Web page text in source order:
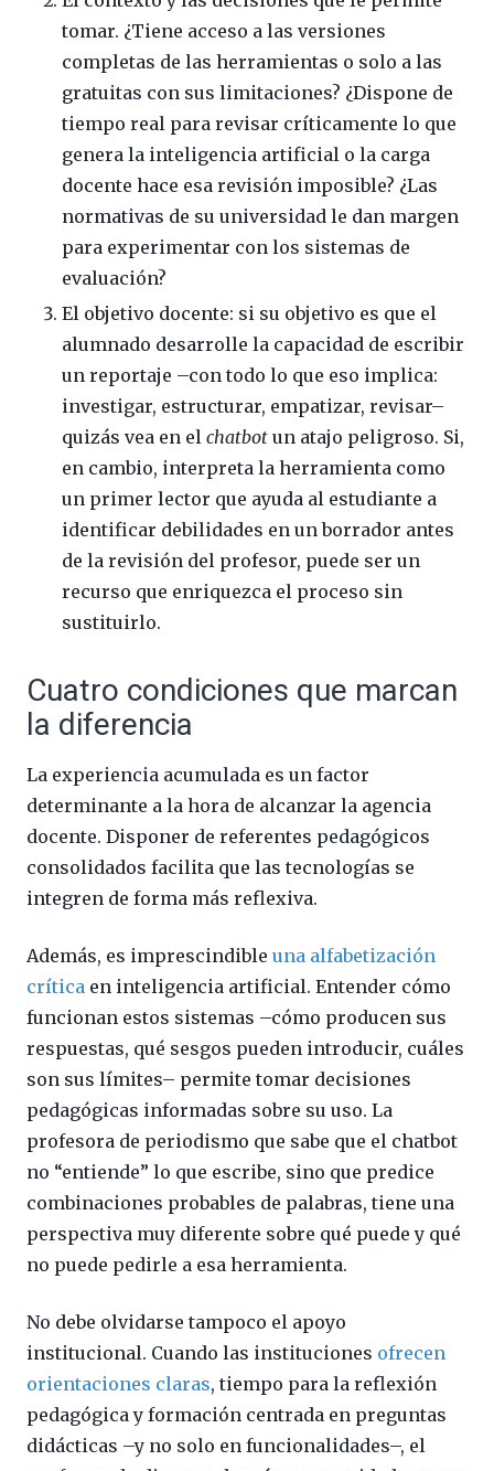
tomar. ¿Tiene acceso a las versiones
completas de las herramientas o solo a las
gratuitas con sus limitaciones? ¿Dispone de
tiempo real para revisar críticamente lo que
genera la inteligencia artificial o la carga
docente hace esa revisión imposible? ¿Las
normativas de su universidad le dan margen
para experimentar con los sistemas de
evaluación?
El objetivo docente: si su objetivo es que el
alumnado desarrolle la capacidad de escribir
un reportaje –con todo lo que eso implica:
investigar, estructurar, empatizar, revisar–
quizás vea en el chatbot un atajo peligroso. Si,
en cambio, interpreta la herramienta como
un primer lector que ayuda al estudiante a
identificar debilidades en un borrador antes
de la revisión del profesor, puede ser un
recurso que enriquezca el proceso sin
sustituirlo.
Cuatro condiciones que marcan
la diferencia
La experiencia acumulada es un factor
determinante a la hora de alcanzar la agencia
docente. Disponer de referentes pedagógicos
consolidados facilita que las tecnologías se
integren de forma más reflexiva.
Además, es imprescindible una alfabetización
crítica en inteligencia artificial. Entender cómo
funcionan estos sistemas –cómo producen sus
respuestas, qué sesgos pueden introducir, cuáles
son sus límites– permite tomar decisiones
pedagógicas informadas sobre su uso. La
profesora de periodismo que sabe que el chatbot
no “entiende” lo que escribe, sino que predice
combinaciones probables de palabras, tiene una
perspectiva muy diferente sobre qué puede y qué
no puede pedirle a esa herramienta.
No debe olvidarse tampoco el apoyo
institucional. Cuando las instituciones ofrecen
orientaciones claras, tiempo para la reflexión
pedagógica y formación centrada en preguntas
didácticas –y no solo en funcionalidades–, el